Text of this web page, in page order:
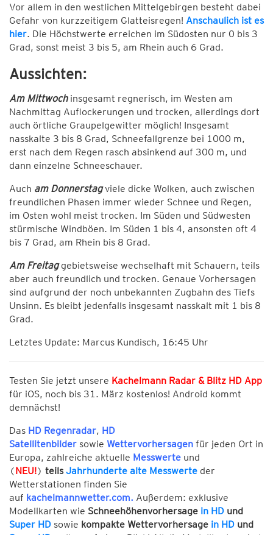
Vor allem in den westlichen Mittelgebirgen besteht dabei
Gefahr von kurzzeitigem Glatteisregen! Anschaulich ist es
hier. Die Höchstwerte erreichen im Südosten nur 0 bis 3
Grad, sonst meist 3 bis 5, am Rhein auch 6 Grad.
Aussichten:
Am Mittwochinsgesamt regnerisch, im Westen am
Nachmittag Auflockerungen und trocken, allerdings dort
auch örtliche Graupelgewitter möglich! Insgesamt
nasskalte 3 bis 8 Grad, Schneefallgrenze bei 1000 m,
erst nach dem Regen rasch absinkend auf 300 m, und
dann einzelne Schneeschauer.
Auch am Donnerstagviele dicke Wolken, auch zwischen
freundlichen Phasen immer wieder Schnee und Regen,
im Osten wohl meist trocken. Im Süden und Südwesten
stürmische Windböen. Im Süden 1 bis 4, ansonsten oft 4
bis 7 Grad, am Rhein bis 8 Grad.
Am Freitaggebietsweise wechselhaft mit Schauern, teils
aber auch freundlich und trocken. Genaue Vorhersagen
sind aufgrund der noch unbekannten Zugbahn des Tiefs
Unsinn. Es bleibt jedenfalls insgesamt nasskalt mit 1 bis 8
Grad.
Letztes Update: Marcus Kundisch, 16:45 Uhr
Testen Sie jetzt unsere Kachelmann Radar & Blitz HD App
für iOS, noch bis 31. März kostenlos! Android kommt
demnächst!
Das HD Regenradar, HD
Satellitenbilder sowie Wettervorhersagen für jeden Ort in
Europa, zahlreiche aktuelle Messwerte und
(NEU!) teilsJahrhunderte alte Messwerte der
Wetterstationen finden Sie
auf kachelmannwetter.com. Außerdem: exklusive
Modellkarten wie Schneehöhenvorhersage in HD und
Super HD sowie kompakte Wettervorhersage in HD und